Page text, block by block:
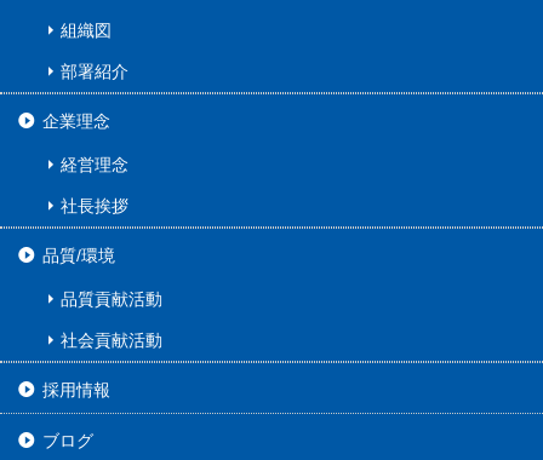
組織図
部署紹介
企業理念
経営理念
社長挨拶
品質/環境
品質貢献活動
社会貢献活動
採用情報
ブログ